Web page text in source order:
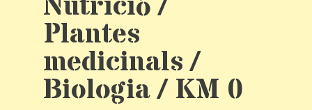
Plantes
medicinals /
Biologia / KM 0